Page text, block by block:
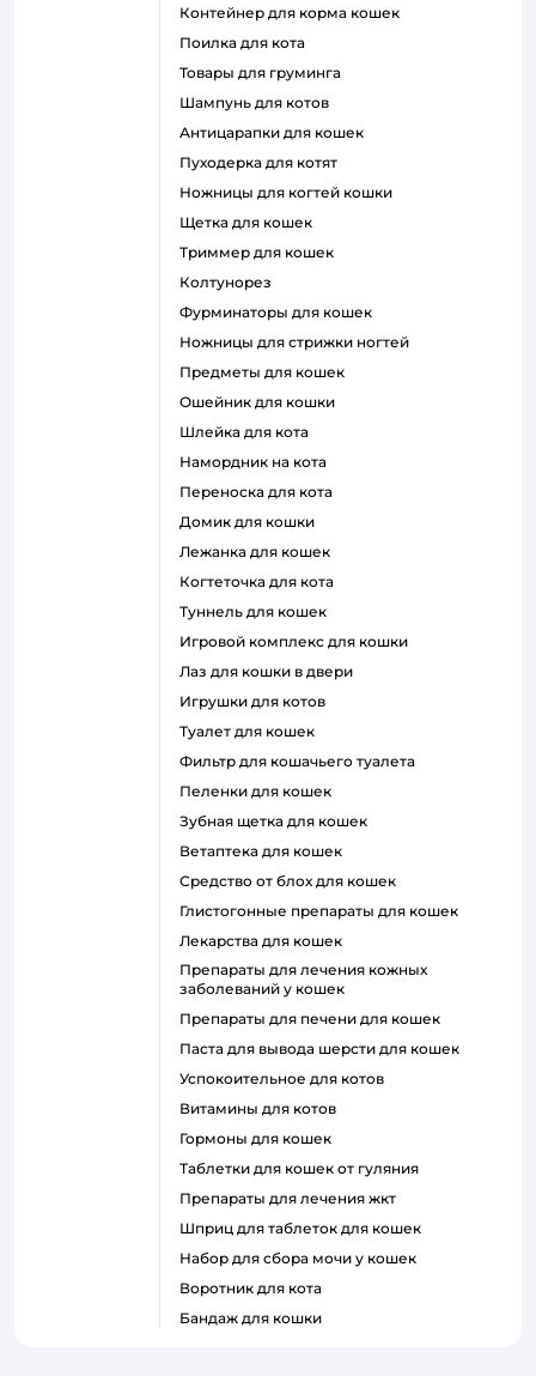
контейнер для корма кошек
поилка для кота
товары для груминга
шампунь для котов
антицарапки для кошек
пуходерка для котят
ножницы для когтей кошки
щетка для кошек
триммер для кошек
колтунорез
фурминаторы для кошек
ножницы для стрижки ногтей
предметы для кошек
ошейник для кошки
шлейка для кота
намордник на кота
переноска для кота
домик для кошки
лежанка для кошек
когтеточка для кота
туннель для кошек
игровой комплекс для кошки
лаз для кошки в двери
игрушки для котов
туалет для кошек
фильтр для кошачьего туалета
пеленки для кошек
зубная щетка для кошек
ветаптека для кошек
средство от блох для кошек
глистогонные препараты для кошек
лекарства для кошек
препараты для лечения кожных
заболеваний у кошек
препараты для печени для кошек
паста для вывода шерсти для кошек
успокоительное для котов
витамины для котов
гормоны для кошек
таблетки для кошек от гуляния
препараты для лечения жкт
шприц для таблеток для кошек
набор для сбора мочи у кошек
воротник для кота
бандаж для кошки